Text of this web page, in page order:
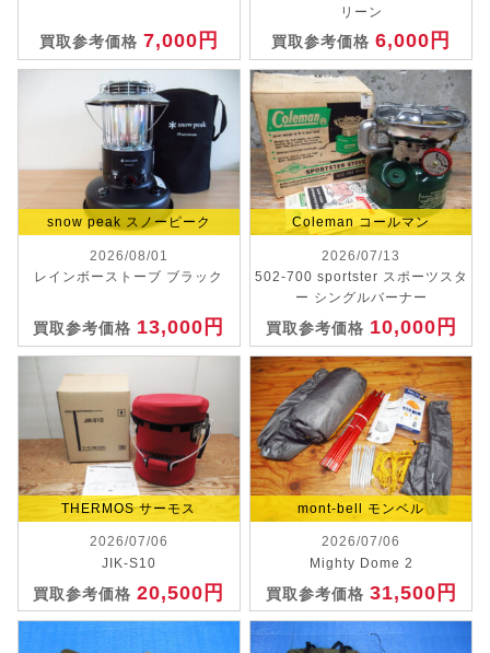
買取参考価格 7,000円
リーン
買取参考価格6,000円
snow peak スノーピーク
2026/08/01
レインボーストーブ ブラック
買取参考価格 13,000円
Coleman コールマン
2026/07/13
502-700 sportster スポーツスタ
ー シングルバーナー
買取参考価格 10,000円
THERMOS サーモス
2026/07/06
JIK-S10
買取参考価格20,500円
mont-bell モンベル
2026/07/06
Mighty Dome 2
買取参考価格 31,500円